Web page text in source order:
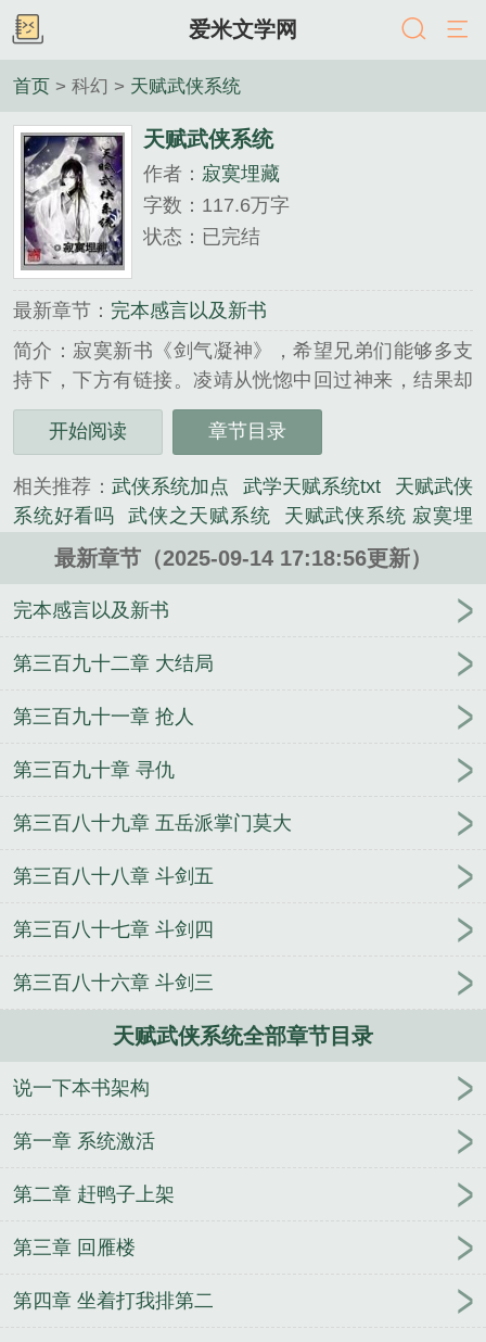
爱米文学网
首页 > 科幻 > 天赋武侠系统
天赋武侠系统
作者： 寂寞埋藏
字数：117.6万字
状态：已完结
最新章节： 完本感言以及新书
简介：寂寞新书《剑气凝神》，希望兄弟们能够多支
持下，下方有链接。凌靖从恍惚中回过神来，结果却
发现自己成了“君子剑”岳不群的真传八弟子，他很纠
结，这个人可是出了名的坑徒弟啊。然而这时，一声
确认宿主凌靖！”“靠，这又是什么？”一副天赋树图案
突然出现在他的脑海中，他的视线很快便扫到天赋树
最后一层：乾坤大挪移、九阳神功、独孤九剑、凌波
《天赋武侠系统》是寂寞埋藏精心创作的科幻类小
开始阅读 章节目录
相关推荐： 武侠系统加点 武学天赋系统txt
天赋武侠
系统好看吗
武侠之天赋系统
天赋武侠系统 寂寞埋
天赋系统 武侠 系统 武侠之神级天赋系统
之满级天赋
武侠系统秦天 天赋无敌系统 天赋系统
类型的 武侠开局满级天赋
单机武侠
统的 天赋武侠系统免费阅读
武侠之我
侠我的天赋能升级 天赋武侠系统TXT
天赋武侠系统
武侠之十倍天赋
武侠之天意系统
武侠之天书系统
武侠之天道系统
武侠天赋最高
天
赋武侠系统全集
最新章节（2025-09-14 17:18:56更新）
完本感言以及新书
第三百九十二章 大结局
第三百九十一章 抢人
第三百九十章 寻仇
第三百八十九章 五岳派掌门莫大
第三百八十八章 斗剑五
第三百八十七章 斗剑四
第三百八十六章 斗剑三
天赋武侠系统全部章节目录
说一下本书架构
第一章 系统激活
第二章 赶鸭子上架
第三章 回雁楼
第四章 坐着打我排第二